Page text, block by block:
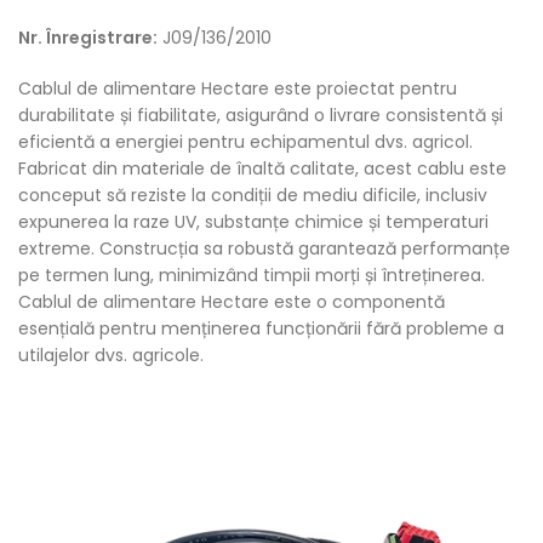
Nr. Înregistrare: J09/136/2010
Cablul de alimentare Hectare este proiectat pentru
durabilitate și fiabilitate, asigurând o livrare consistentă și
eficientă a energiei pentru echipamentul dvs. agricol.
Fabricat din materiale de înaltă calitate, acest cablu este
conceput să reziste la condiții de mediu dificile, inclusiv
expunerea la raze UV, substanțe chimice și temperaturi
extreme. Construcția sa robustă garantează performanțe
pe termen lung, minimizând timpii morți și întreținerea.
Cablul de alimentare Hectare este o componentă
esențială pentru menținerea funcționării fără probleme a
utilajelor dvs. agricole.